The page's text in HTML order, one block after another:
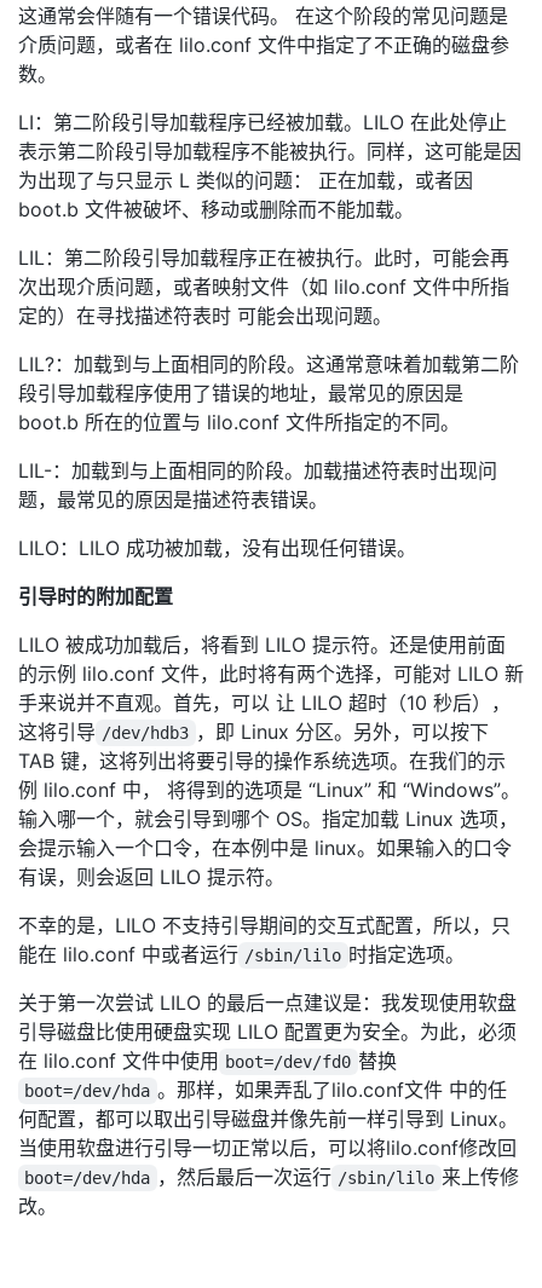
这通常会伴随有一个错误代码。 在这个阶段的常见问题是
介质问题，或者在 lilo.conf 文件中指定了不正确的磁盘参
数。
LI：第二阶段引导加载程序已经被加载。LILO 在此处停止
表示第二阶段引导加载程序不能被执行。同样，这可能是因
为出现了与只显示 L 类似的问题： 正在加载，或者因
boot.b 文件被破坏、移动或删除而不能加载。
LIL：第二阶段引导加载程序正在被执行。此时，可能会再
次出现介质问题，或者映射文件（如 lilo.conf 文件中所指
定的）在寻找描述符表时 可能会出现问题。
LIL?：加载到与上面相同的阶段。这通常意味着加载第二阶
段引导加载程序使用了错误的地址，最常见的原因是
boot.b 所在的位置与 lilo.conf 文件所指定的不同。
LIL-：加载到与上面相同的阶段。加载描述符表时出现问
题，最常见的原因是描述符表错误。
LILO：LILO 成功被加载，没有出现任何错误。
引导时的附加配置
LILO 被成功加载后，将看到 LILO 提示符。还是使用前面
的示例 lilo.conf 文件，此时将有两个选择，可能对 LILO 新
手来说并不直观。首先，可以 让 LILO 超时（10 秒后），
这将引导 /dev/hdb3 ，即 Linux 分区。另外，可以按下
TAB 键，这将列出将要引导的操作系统选项。在我们的示
例 lilo.conf 中， 将得到的选项是 “Linux” 和 “Windows”。
输入哪一个，就会引导到哪个 OS。指定加载 Linux 选项，
会提示输入一个口令，在本例中是 linux。如果输入的口令
有误，则会返回 LILO 提示符。
不幸的是，LILO 不支持引导期间的交互式配置，所以，只
能在 lilo.conf 中或者运行 /sbin/lilo 时指定选项。
关于第一次尝试 LILO 的最后一点建议是：我发现使用软盘
引导磁盘比使用硬盘实现 LILO 配置更为安全。为此，必须
在 lilo.conf 文件中使用 boot=/dev/fd0 替换
boot=/dev/hda 。那样，如果弄乱了lilo.conf文件 中的任
何配置，都可以取出引导磁盘并像先前一样引导到 Linux。
当使用软盘进行引导一切正常以后，可以将lilo.conf修改回
boot=/dev/hda ，然后最后一次运行 /sbin/lilo 来上传修
改。